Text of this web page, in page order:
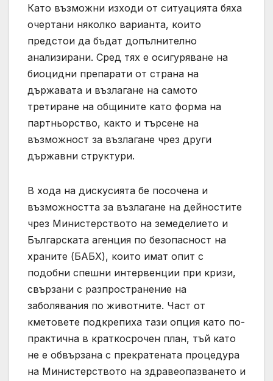
Като възможни изходи от ситуацията бяха
очертани няколко варианта, които
предстои да бъдат допълнително
анализирани. Сред тях е осигуряване на
биоцидни препарати от страна на
държавата и възлагане на самото
третиране на общините като форма на
партньорство, както и търсене на
възможност за възлагане чрез други
държавни структури.
В хода на дискусията бе посочена и
възможността за възлагане на дейностите
чрез Министерството на земеделието и
Българската агенция по безопасност на
храните (БАБХ), които имат опит с
подобни спешни интервенции при кризи,
свързани с разпространение на
заболявания по животните. Част от
кметовете подкрепиха тази опция като по-
практична в краткосрочен план, тъй като
не е обвързана с прекратената процедура
на Министерството на здравеопазването и